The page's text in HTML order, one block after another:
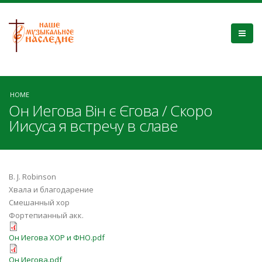
HOME
Он Иегова Він є Єгова / Скоро
Иисуса я встречу в славе
В. J. Robinson
Хвала и благодарение
Смешанный хор
Фортепианный акк.
Он Иегова ХОР и ФНО.pdf
Он Иегова ХОР и ФНО.pdf
Он Иегова.pdf
Он Иегова.pdf